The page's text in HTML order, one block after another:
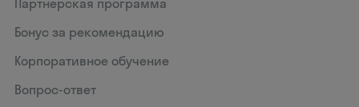
Бонус за рекомендацию
Корпоративное обучение
Вопрос-ответ